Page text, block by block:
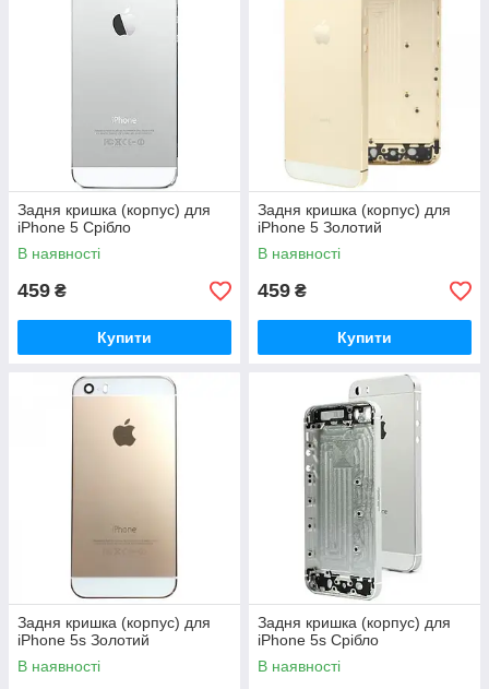
Задня кришка (корпус) для
iPhone 5 Срібло
В наявності
459 ₴
Купити
Задня кришка (корпус) для
iPhone 5 Золотий
В наявності
459 ₴
Купити
Задня кришка (корпус) для
iPhone 5s Золотий
В наявності
Задня кришка (корпус) для
iPhone 5s Срібло
В наявності